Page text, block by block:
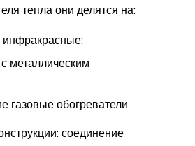
тепла они делятся на:
инфракрасные;
металлическим
газовые обогреватели.
соединение